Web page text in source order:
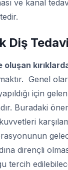
ve kanal
Diş
Genel
için
Buradaki
dirençli
tercih